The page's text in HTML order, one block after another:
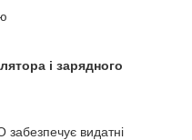
і зарядного
видатні